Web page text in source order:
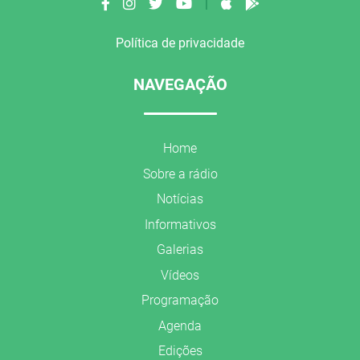
Política de privacidade
NAVEGAÇÃO
Home
Sobre a rádio
Notícias
Informativos
Galerias
Vídeos
Programação
Agenda
Edições